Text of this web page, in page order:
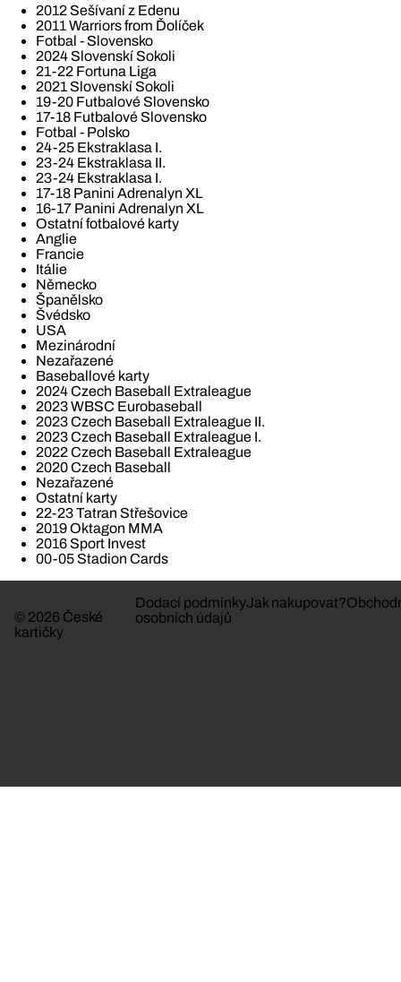
2012 Sešívaní z Edenu
2011 Warriors from Ďolíček
Fotbal - Slovensko
2024 Slovenskí Sokoli
21-22 Fortuna Liga
2021 Slovenskí Sokoli
19-20 Futbalové Slovensko
17-18 Futbalové Slovensko
Fotbal - Polsko
24-25 Ekstraklasa I.
23-24 Ekstraklasa II.
23-24 Ekstraklasa I.
17-18 Panini Adrenalyn XL
16-17 Panini Adrenalyn XL
Ostatní fotbalové karty
Anglie
Francie
Itálie
Německo
Španělsko
Švédsko
USA
Mezinárodní
Nezařazené
Baseballové karty
2024 Czech Baseball Extraleague
2023 WBSC Eurobaseball
2023 Czech Baseball Extraleague II.
2023 Czech Baseball Extraleague I.
2022 Czech Baseball Extraleague
2020 Czech Baseball
Nezařazené
Ostatní karty
22-23 Tatran Střešovice
2019 Oktagon MMA
2016 Sport Invest
00-05 Stadion Cards
© 2026 České
kartičky
Dodací podmínkyJak nakupovat?
osobních údajů